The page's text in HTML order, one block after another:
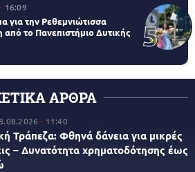
16:09
για την Ρεθεμνιώτισσα
το Πανεπιστήμιο Δυτικής
ΑΡΘΡΑ
11:40
Τράπεζα: Φθηνά δάνεια για μικρές
– Δυνατότητα χρηματοδότησης έως